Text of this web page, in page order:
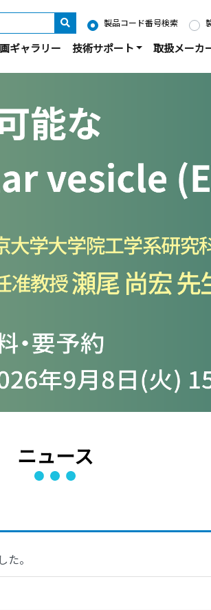
製品コード番号検索
ギャラリー 技術サポート 取扱メーカ
ニュース
た。